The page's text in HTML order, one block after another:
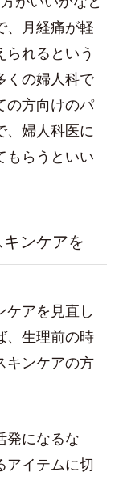
、月経痛が軽
られるという
くの婦人科で
の方向けのパ
、婦人科医に
もらうといい
ンケアを
ケアを見直し
、生理前の時
キンケアの方
発になるな
アイテムに切